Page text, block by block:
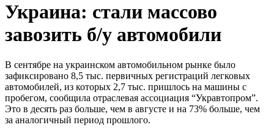
Украина: стали массово
завозить б/у автомобили
В сентябре на украинском автомобильном рынке было
зафиксировано 8,5 тыс. первичных регистраций легковых
автомобилей, из которых 2,7 тыс. пришлось на машины с
пробегом, сообщила отраслевая ассоциация “Укравтопром”.
Это в десять раз больше, чем в августе и на 73% больше, чем
за аналогичный период прошлого.